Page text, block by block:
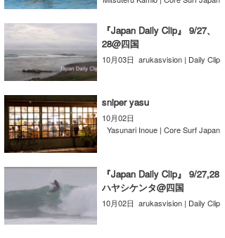
『Japan Daily Clip』 9/27、
28@四国
10月03日 arukasvision | Daily Clip
sniper yasu
10月02日
Yasunari Inoue | Core Surf Japan
『Japan Daily Clip』 9/27,28
ハヤシケンタ@四国
10月02日 arukasvision | Daily Clip
三輪予報士
小川予報士
上條将美
唐澤予報士